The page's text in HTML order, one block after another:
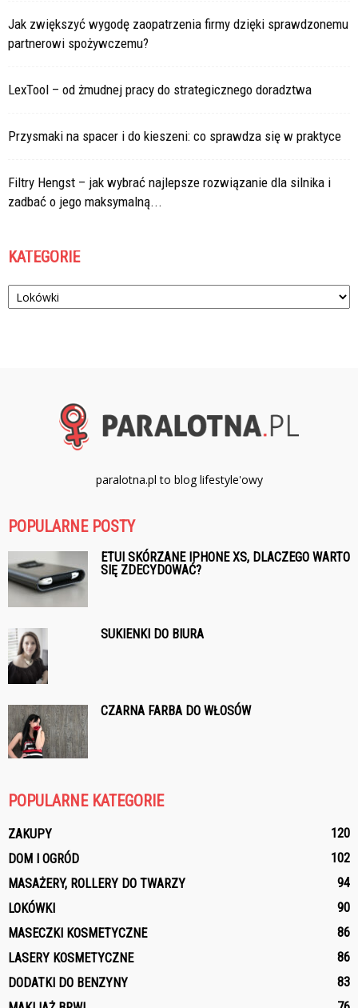
Jak zwiększyć wygodę zaopatrzenia firmy dzięki sprawdzonemu
partnerowi spożywczemu?
LexTool – od żmudnej pracy do strategicznego doradztwa
Przysmaki na spacer i do kieszeni: co sprawdza się w praktyce
Filtry Hengst – jak wybrać najlepsze rozwiązanie dla silnika i
zadbać o jego maksymalną...
KATEGORIE
Kategorie
paralotna.pl to blog lifestyle'owy
POPULARNE POSTY
ETUI SKÓRZANE IPHONE XS, DLACZEGO WARTO
SIĘ ZDECYDOWAĆ?
SUKIENKI DO BIURA
CZARNA FARBA DO WŁOSÓW
POPULARNE KATEGORIE
ZAKUPY
120
DOM I OGRÓD
102
MASAŻERY, ROLLERY DO TWARZY
94
LOKÓWKI
90
MASECZKI KOSMETYCZNE
86
LASERY KOSMETYCZNE
86
DODATKI DO BENZYNY
83